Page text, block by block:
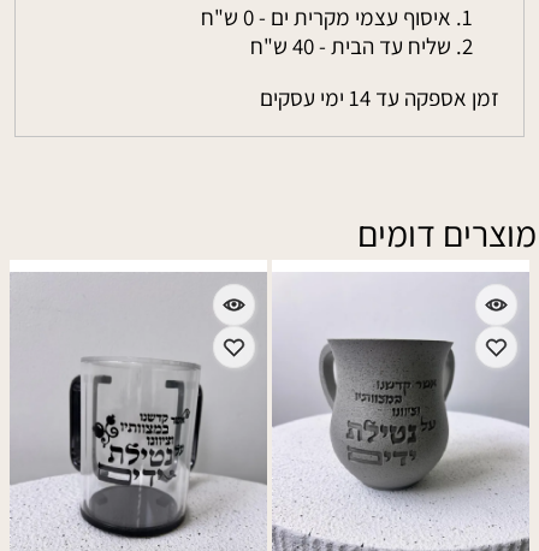
איסוף עצמי מקרית ים - 0 ש"ח
שליח עד הבית - 40 ש"ח
זמן אספקה עד 14 ימי עסקים
מוצרים דומים